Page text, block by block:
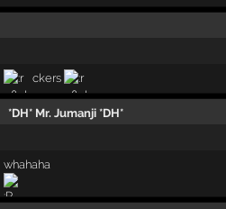
ckers
*DH* Mr. Jumanji *DH*
whahaha